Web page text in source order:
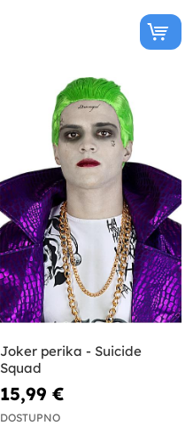
Joker perika - Suicide
Squad
15,99 €
DOSTUPNO